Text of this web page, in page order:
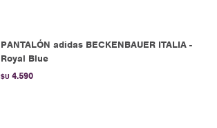
PANTALÓN adidas BECKENBAUER ITALIA -
Royal Blue
$U 4.590